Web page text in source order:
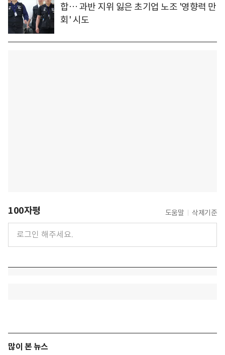
합… 과반 지위 잃은 초기업 노조 '영향력 만
회' 시도
100자평 도움말 삭제기준
많이 본 뉴스